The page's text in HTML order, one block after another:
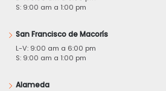
S: 9:00 am a 1:00 pm
San Francisco de Macorís
L-V: 9:00 am a 6:00 pm
S: 9:00 am a 1:00 pm
Alameda